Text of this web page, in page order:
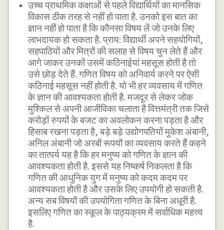
उच्च प्राथमिक कक्षाओं से पहले विद्यार्थियों का मानसिक
विकास ठीक तरह से नहीं हो पाता है. उनको इस बात का
ज्ञान नहीं हो पाता है कि कौनसा विषय लें जो उनके लिए
लाभदायक हो सकता है. प्राय: विद्यार्थी अपने सहयोगियों,
सहपाठियों और मित्रों की सलाह से विषय चुन लेते हैं और
आगे जाकर उनकों उसमें कठिनाईयां महसूस होती है तो
उसे छोड़ देते हैं. गणित विषय को अनिवार्य करने पर ऐसी
कठिनाई महसूस नहीं होती है. यो भी हर व्यवसाय में गणित
के ज्ञान की आवश्यकता होती है. मजदूर से लेकर जोक
मुश्किल से अपनी आजीविका चलाता है वित्तमंत्री तक जिसे
करोड़ों रुपयों के बजट का अवलोकन करना पड़ता है और
हिसाब रखना पड़ता है, बड़े बड़े उद्योगपतियों मुकेश अंबानी,
अनिल अंबानी जो अरबों रूपयों का व्यवसाय करते हैं कहने
का तात्पर्य यह है कि हर मनुष्य को गणित के ज्ञान की
आवश्यकता होती है. इससे यह निष्कर्ष निकलता है कि
गणित की आधुनिक युग में मनुष्य को कदम कदम पर
आवश्यकता होती है और उसके लिए उपयोगी हो सकती है.
अन्य सब विषयों की उपयोगिता गणित के बिना अधूरी है.
इसलिए गणित का स्कूल के पाठ्यक्रम में सर्वाधिक महत्त्व
है.